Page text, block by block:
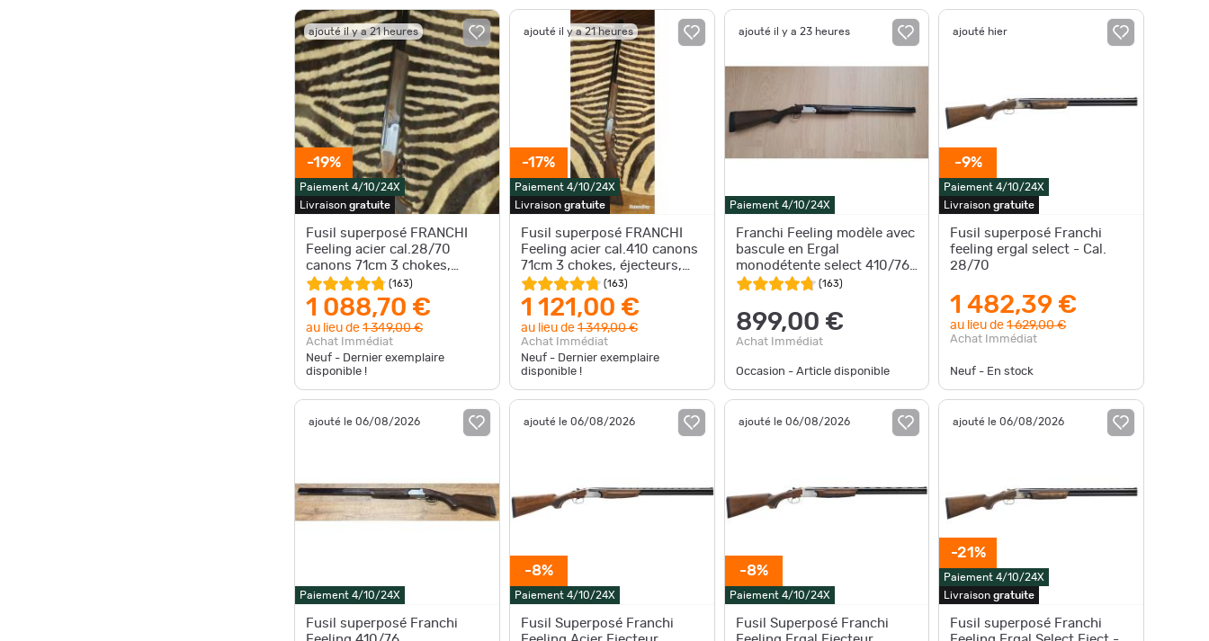
ajouté il y a 21 heures
-19%
Paiement 4/10/24X
Livraison gratuite
Fusil superposé FRANCHI
Feeling acier cal.28/70
canons 71cm 3 chokes,
éjecteurs, mallette
(163)
1 088,70 €
au lieu de 1 349,00 €
Achat Immédiat
Neuf - Dernier exemplaire
disponible !
ajouté il y a 21 heures
-17%
Paiement 4/10/24X
Livraison gratuite
Fusil superposé FRANCHI
Feeling acier cal.410 canons
71cm 3 chokes, éjecteurs,
mallette
(163)
1 121,00 €
au lieu de1 349,00 €
Achat Immédiat
Neuf - Dernier exemplaire
disponible !
ajouté il y a 23 heures
Paiement 4/10/24X
Franchi Feeling modèle avec
bascule en Ergal
monodétente select 410/76
canon 71 éjecteur comme
(163)
899,00 €
Achat Immédiat
Occasion - Article disponible
ajouté hier
-9%
Paiement 4/10/24X
Livraisongratuite
Fusil superposé Franchi
feeling ergal select - Cal.
28/70
1 482,39 €
au lieu de1 629,00 €
Achat Immédiat
Neuf - En stock
ajouté le 06/08/2026
Paiement 4/10/24X
Fusil superposé Franchi
ajouté le 06/08/2026
-8%
Paiement 4/10/24X
Fusil Superposé Franchi
ajouté le 06/08/2026
-8%
Paiement 4/10/24X
Fusil Superposé Franchi
ajouté le 06/08/2026
-21%
Paiement 4/10/24X
Livraisongratuite
Fusil superposé Franchi